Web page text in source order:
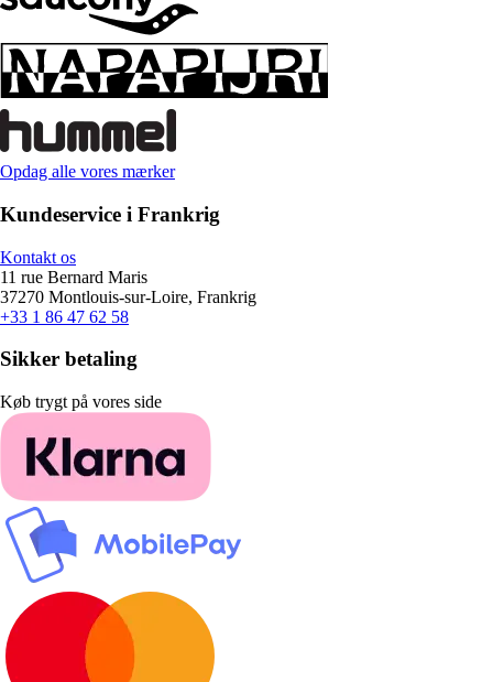
Opdag alle vores mærker
Kundeservice i Frankrig
Kontakt os
11 rue Bernard Maris
37270 Montlouis-sur-Loire, Frankrig
+33 1 86 47 62 58
Sikker betaling
Køb trygt på vores side